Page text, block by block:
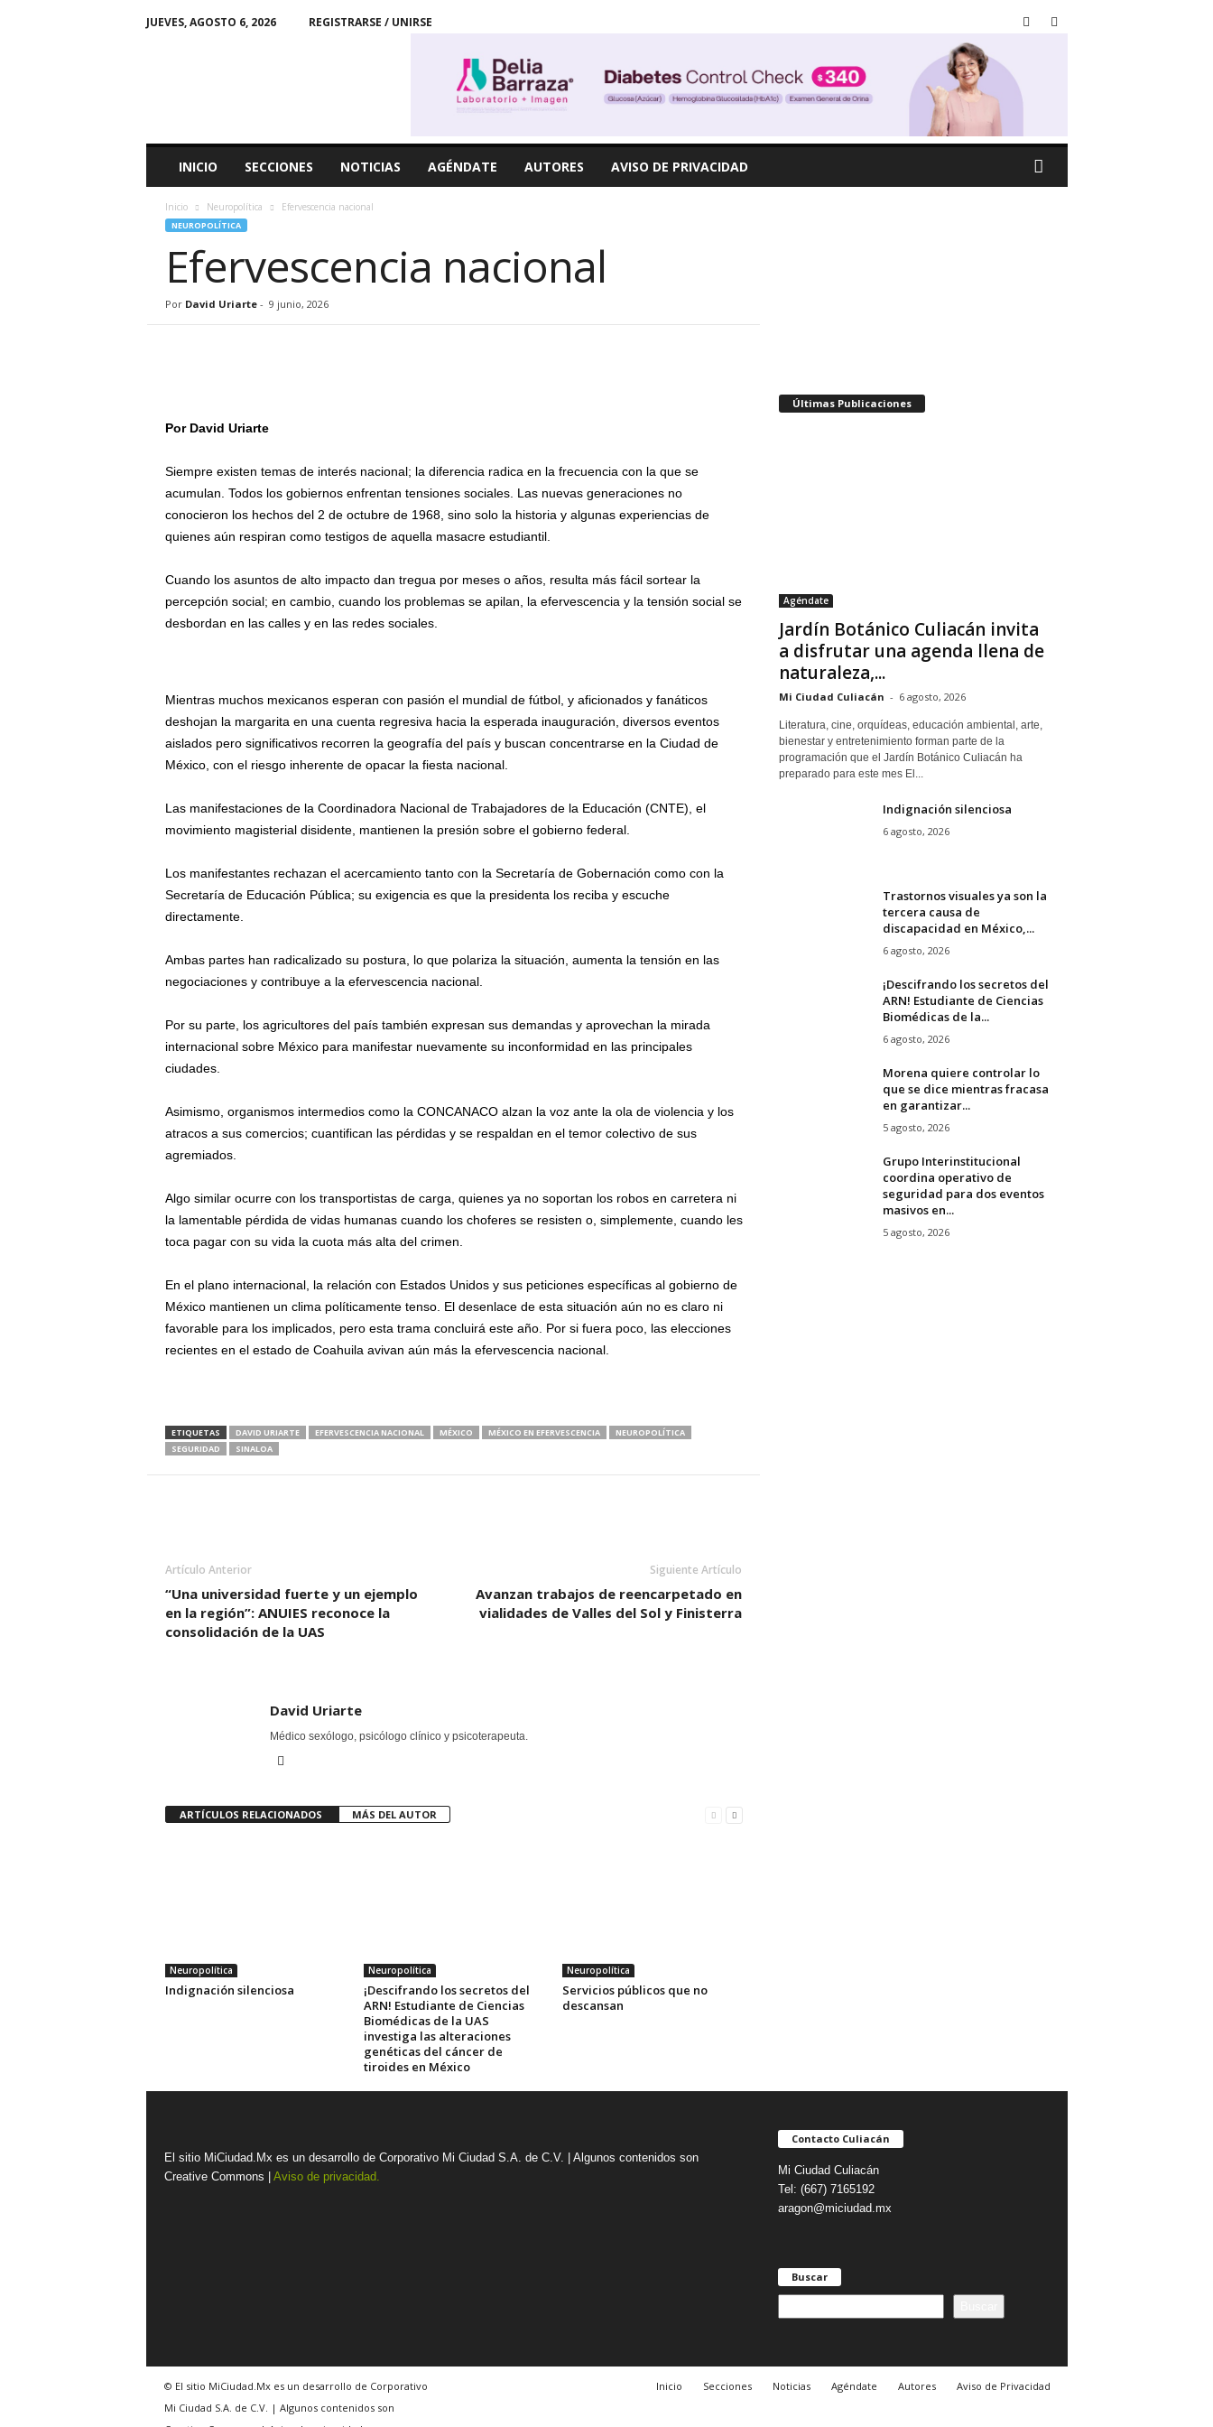
JUEVES, AGOSTO 6, 2026 REGISTRARSE / UNIRSE
INICIO SECCIONES NOTICIAS AGÉNDATE AUTORES AVISO DE PRIVACIDAD
Inicio Neuropolítica Efervescencia nacional
NEUROPOLÍTICA
Efervescencia nacional
Por David Uriarte- 9 junio, 2026
Por David Uriarte
Siempre existen temas de interés nacional; la diferencia radica en la frecuencia con la que se
acumulan. Todos los gobiernos enfrentan tensiones sociales. Las nuevas generaciones no
conocieron los hechos del 2 de octubre de 1968, sino solo la historia y algunas experiencias de
quienes aún respiran como testigos de aquella masacre estudiantil.
Cuando los asuntos de alto impacto dan tregua por meses o años, resulta más fácil sortear la
percepción social; en cambio, cuando los problemas se apilan, la efervescencia y la tensión social se
desbordan en las calles y en las redes sociales.
Mientras muchos mexicanos esperan con pasión el mundial de fútbol, y aficionados y fanáticos
deshojan la margarita en una cuenta regresiva hacia la esperada inauguración, diversos eventos
aislados pero significativos recorren la geografía del país y buscan concentrarse en la Ciudad de
México, con el riesgo inherente de opacar la fiesta nacional.
Las manifestaciones de la Coordinadora Nacional de Trabajadores de la Educación (CNTE), el
movimiento magisterial disidente, mantienen la presión sobre el gobierno federal.
Los manifestantes rechazan el acercamiento tanto con la Secretaría de Gobernación como con la
Secretaría de Educación Pública; su exigencia es que la presidenta los reciba y escuche
directamente.
Ambas partes han radicalizado su postura, lo que polariza la situación, aumenta la tensión en las
negociaciones y contribuye a la efervescencia nacional.
Por su parte, los agricultores del país también expresan sus demandas y aprovechan la mirada
internacional sobre México para manifestar nuevamente su inconformidad en las principales
ciudades.
Asimismo, organismos intermedios como la CONCANACO alzan la voz ante la ola de violencia y los
atracos a sus comercios; cuantifican las pérdidas y se respaldan en el temor colectivo de sus
agremiados.
Algo similar ocurre con los transportistas de carga, quienes ya no soportan los robos en carretera ni
la lamentable pérdida de vidas humanas cuando los choferes se resisten o, simplemente, cuando les
toca pagar con su vida la cuota más alta del crimen.
En el plano internacional, la relación con Estados Unidos y sus peticiones específicas al gobierno de
México mantienen un clima políticamente tenso. El desenlace de esta situación aún no es claro ni
favorable para los implicados, pero esta trama concluirá este año. Por si fuera poco, las elecciones
recientes en el estado de Coahuila avivan aún más la efervescencia nacional.
ETIQUETAS DAVID URIARTE EFERVESCENCIA NACIONAL MÉXICO MÉXICO EN EFERVESCENCIA
NEUROPOLÍTICA
SEGURIDAD
SINALOA
Artículo Anterior
“Una universidad fuerte y un ejemplo
en la región”: ANUIES reconoce la
consolidación de la UAS
Siguiente Artículo
Avanzan trabajos de reencarpetado en
vialidades de Valles del Sol y Finisterra
David Uriarte
Médico sexólogo, psicólogo clínico y psicoterapeuta.
ARTÍCULOS RELACIONADOS MÁS DEL AUTOR
Neuropolítica
Indignación silenciosa
Neuropolítica
¡Descifrando los secretos del
ARN! Estudiante de Ciencias
Biomédicas de la UAS
investiga las alteraciones
genéticas del cáncer de
tiroides en México
Neuropolítica
Servicios públicos que no
descansan
Últimas Publicaciones
Agéndate
Jardín Botánico Culiacán invita
a disfrutar una agenda llena de
naturaleza,...
Mi Ciudad Culiacán - 6 agosto, 2026
Literatura, cine, orquídeas, educación ambiental, arte,
bienestar y entretenimiento forman parte de la
programación que el Jardín Botánico Culiacán ha
preparado para este mes El...
Indignación silenciosa
6 agosto, 2026
Trastornos visuales ya son la
tercera causa de
discapacidad en México,...
6 agosto, 2026
¡Descifrando los secretos del
ARN! Estudiante de Ciencias
Biomédicas de la...
6 agosto, 2026
Morena quiere controlar lo
que se dice mientras fracasa
en garantizar...
5 agosto, 2026
Grupo Interinstitucional
coordina operativo de
seguridad para dos eventos
masivos en...
5 agosto, 2026
El sitio MiCiudad.Mx es un desarrollo de Corporativo Mi Ciudad S.A. de C.V. | Algunos contenidos son
Creative Commons | Aviso de privacidad.
Contacto Culiacán
Mi Ciudad Culiacán
Tel: (667) 7165192
aragon@miciudad.mx
Buscar
u
Inicio Secciones Noticias Agéndate Autores Aviso de Privacidad
© El sitio MiCiudad.Mx es un desarrollo de Corporativo
Mi Ciudad S.A. de C.V. | Algunos contenidos son